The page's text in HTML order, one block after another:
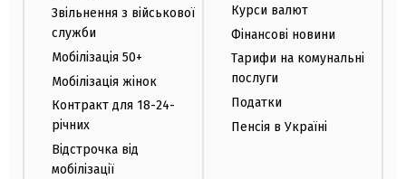
Звільнення з військової
служби
Мобілізація 50+
Мобілізація жінок
Контракт для 18-24-
річних
Відстрочка від
мобілізації
Курси валют
Фінансові новини
Тарифи на комунальні
послуги
Податки
Пенсія в Україні